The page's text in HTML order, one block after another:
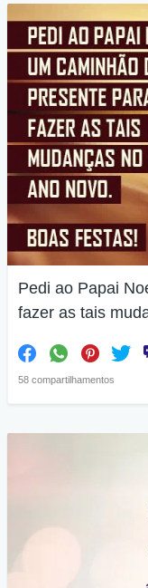
Pedi ao Papai
fazer as tais
58 compartilhamentos